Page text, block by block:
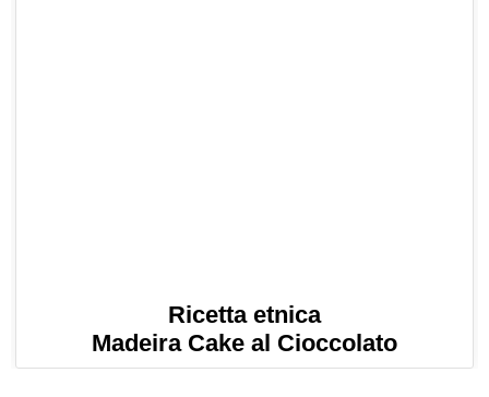
Ricetta etnica
Madeira Cake al Cioccolato